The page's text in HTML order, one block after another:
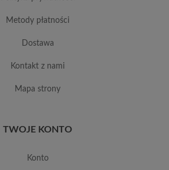
metody płatności
dostawa
kontakt z nami
mapa strony
TWOJE KONTO
konto